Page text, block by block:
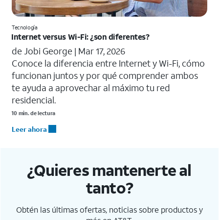
Tecnología
Internet versus Wi-Fi: ¿son diferentes?
de Jobi George | Mar 17, 2026
Conoce la diferencia entre Internet y Wi-Fi, cómo
funcionan juntos y por qué comprender ambos
te ayuda a aprovechar al máximo tu red
residencial.
10 min. de lectura
Leer ahora
¿Quieres mantenerte al
tanto?
Obtén las últimas ofertas, noticias sobre productos y